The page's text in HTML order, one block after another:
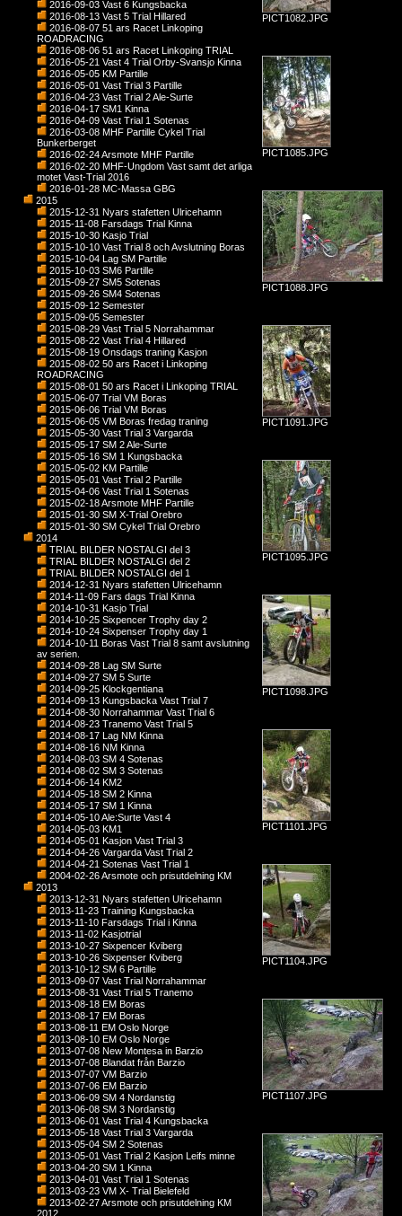
2016-09-03 Vast 6 Kungsbacka
2016-08-13 Vast 5 Trial Hillared
2016-08-07 51 ars Racet Linkoping
ROADRACING
2016-08-06 51 ars Racet Linkoping TRIAL
2016-05-21 Vast 4 Trial Orby-Svansjo Kinna
2016-05-05 KM Partille
2016-05-01 Vast Trial 3 Partille
2016-04-23 Vast Trial 2 Ale-Surte
2016-04-17 SM1 Kinna
2016-04-09 Vast Trial 1 Sotenas
2016-03-08 MHF Partille Cykel Trial
Bunkerberget
2016-02-24 Arsmote MHF Partille
2016-02-20 MHF-Ungdom Vast samt det arliga
motet Vast-Trial 2016
2016-01-28 MC-Massa GBG
2015
2015-12-31 Nyars stafetten Ulricehamn
2015-11-08 Farsdags Trial Kinna
2015-10-30 Kasjo Trial
2015-10-10 Vast Trial 8 och Avslutning Boras
2015-10-04 Lag SM Partille
2015-10-03 SM6 Partille
2015-09-27 SM5 Sotenas
2015-09-26 SM4 Sotenas
2015-09-12 Semester
2015-09-05 Semester
2015-08-29 Vast Trial 5 Norrahammar
2015-08-22 Vast Trial 4 Hillared
2015-08-19 Onsdags traning Kasjon
2015-08-02 50 ars Racet i Linkoping
ROADRACING
2015-08-01 50 ars Racet i Linkoping TRIAL
2015-06-07 Trial VM Boras
2015-06-06 Trial VM Boras
2015-06-05 VM Boras fredag traning
2015-05-30 Vast Trial 3 Vargarda
2015-05-17 SM 2 Ale-Surte
2015-05-16 SM 1 Kungsbacka
2015-05-02 KM Partille
2015-05-01 Vast Trial 2 Partille
2015-04-06 Vast Trial 1 Sotenas
2015-02-18 Arsmote MHF Partille
2015-01-30 SM X-Trial Orebro
2015-01-30 SM Cykel Trial Orebro
2014
TRIAL BILDER NOSTALGI del 3
TRIAL BILDER NOSTALGI del 2
TRIAL BILDER NOSTALGI del 1
2014-12-31 Nyars stafetten Ulricehamn
2014-11-09 Fars dags Trial Kinna
2014-10-31 Kasjo Trial
2014-10-25 Sixpencer Trophy day 2
2014-10-24 Sixpenser Trophy day 1
2014-10-11 Boras Vast Trial 8 samt avslutning
av serien.
2014-09-28 Lag SM Surte
2014-09-27 SM 5 Surte
2014-09-25 Klockgentiana
2014-09-13 Kungsbacka Vast Trial 7
2014-08-30 Norrahammar Vast Trial 6
2014-08-23 Tranemo Vast Trial 5
2014-08-17 Lag NM Kinna
2014-08-16 NM Kinna
2014-08-03 SM 4 Sotenas
2014-08-02 SM 3 Sotenas
2014-06-14 KM2
2014-05-18 SM 2 Kinna
2014-05-17 SM 1 Kinna
2014-05-10 Ale:Surte Vast 4
2014-05-03 KM1
2014-05-01 Kasjon Vast Trial 3
2014-04-26 Vargarda Vast Trial 2
2014-04-21 Sotenas Vast Trial 1
2004-02-26 Arsmote och prisutdelning KM
2013
2013-12-31 Nyars stafetten Ulricehamn
2013-11-23 Training Kungsbacka
2013-11-10 Farsdags Trial i Kinna
2013-11-02 Kasjotrial
2013-10-27 Sixpencer Kviberg
2013-10-26 Sixpenser Kviberg
2013-10-12 SM 6 Partille
2013-09-07 Vast Trial Norrahammar
2013-08-31 Vast Trial 5 Tranemo
2013-08-18 EM Boras
2013-08-17 EM Boras
2013-08-11 EM Oslo Norge
2013-08-10 EM Oslo Norge
2013-07-08 New Montesa in Barzio
2013-07-08 Blandat från Barzio
2013-07-07 VM Barzio
2013-07-06 EM Barzio
2013-06-09 SM 4 Nordanstig
2013-06-08 SM 3 Nordanstig
2013-06-01 Vast Trial 4 Kungsbacka
2013-05-18 Vast Trial 3 Vargarda
2013-05-04 SM 2 Sotenas
2013-05-01 Vast Trial 2 Kasjon Leifs minne
2013-04-20 SM 1 Kinna
2013-04-01 Vast Trial 1 Sotenas
2013-03-23 VM X- Trial Bielefeld
2013-02-27 Arsmote och prisutdelning KM
2012
PICT1082.JPG
PICT1085.JPG
PICT1088.JPG
PICT1091.JPG
PICT1095.JPG
PICT1098.JPG
PICT1101.JPG
PICT1104.JPG
PICT1107.JPG